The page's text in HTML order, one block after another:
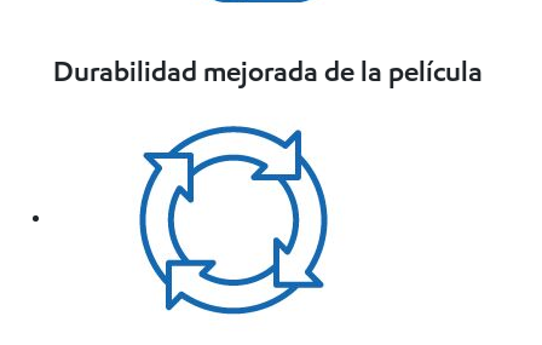
Durabilidad mejorada de la película